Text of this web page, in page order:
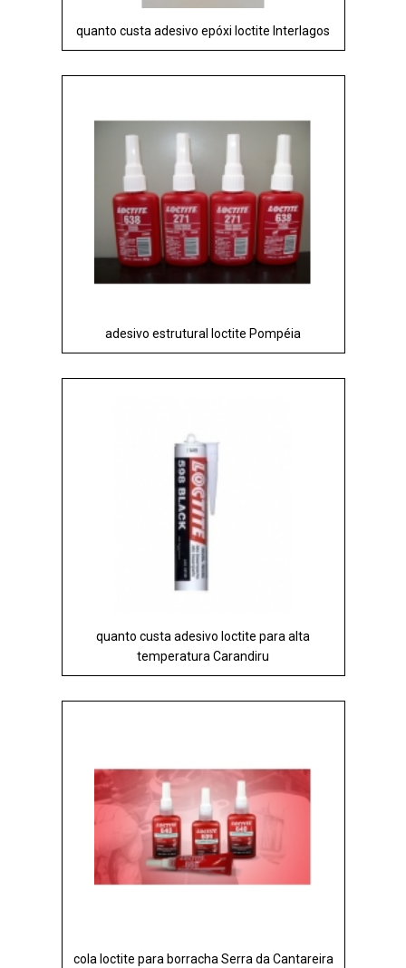
quanto custa adesivo epóxi loctite Interlagos
adesivo estrutural loctite Pompéia
quanto custa adesivo loctite para alta
temperatura Carandiru
cola loctite para borracha Serra da Cantareira